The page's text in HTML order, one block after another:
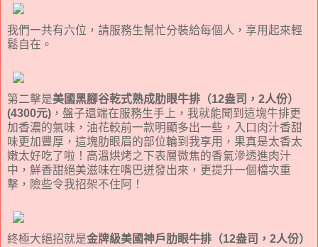
我們一共有六位，請服務生幫忙分裝給每個人，享用起來輕
鬆自在。
第二擊是美國黑腳谷乾式熟成肋眼牛排（12盎司，2人份）
(4300元) ，盤子還端在服務生手上，我就能聞到這塊牛排更
加香濃的氣味，油花較前一款明顯多出一些，入口肉汁香甜
味更加豐厚，這塊肋眼眉的部位輪到我享用，果真是太香太
嫩太好吃了啦！高溫烘烤之下表層微焦的香氣滲透進肉汁
中，鮮香甜絕美滋味在嘴巴迸發出來，更提升一個檔次重
擊，險些令我招架不住阿！
終極大絕招就是金牌級美國神戶肋眼牛排（12盎司，2人份）